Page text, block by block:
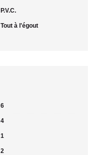
P.V.C.
Tout à l'égout
6
4
1
2